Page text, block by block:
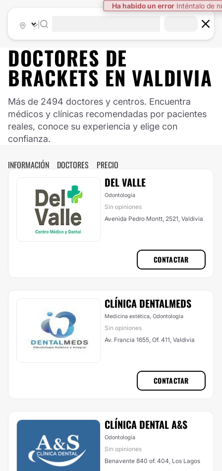
Ha habido un error Inténtalo de
DOCTORES DE
BRACKETS EN VALDIVIA
Más de 2494 doctores y centros. Encuentra
médicos y clínicas recomendadas por pacientes
reales, conoce su experiencia y elige con
confianza.
INFORMACIÓN DOCTORES PRECIO
DEL VALLE
Odontología
Sin opiniones
Avenida Pedro Montt, 2521, Valdivia
CONTACTAR
CLÍNICA DENTALMEDS
Medicina estética, Odontología
Sin opiniones
Av. Francia 1655, Of. 411, Valdivia
CONTACTAR
CLÍNICA DENTAL A&S
Odontología
Sin opiniones
Benavente 840 of. 404, Los Lagos